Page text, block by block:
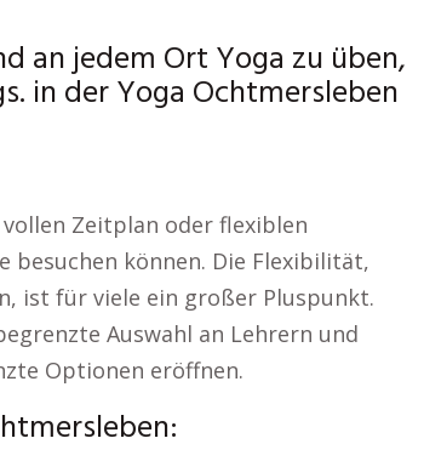
an jedem Ort Yoga zu üben,
in der Yoga Ochtmersleben
Zeitplan oder flexiblen
besuchen können. Die Flexibilität,
ist für viele ein großer Pluspunkt.
Auswahl an Lehrern und
Optionen eröffnen.